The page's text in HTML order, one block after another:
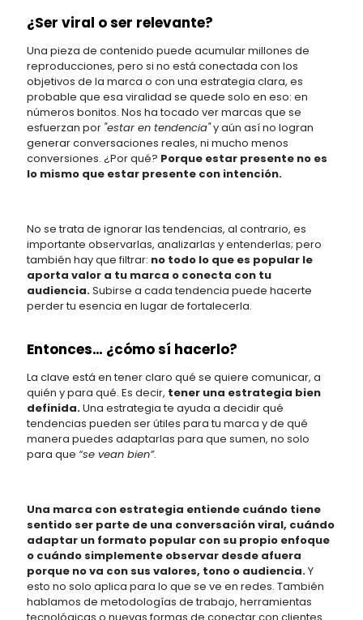
¿Ser viral o ser relevante?
Una pieza de contenido puede acumular millones de
reproducciones, pero si no está conectada con los
objetivos de la marca o con una estrategia clara, es
probable que esa viralidad se quede solo en eso: en
números bonitos. Nos ha tocado ver marcas que se
esfuerzan por "estar en tendencia"y aún así no logran
generar conversaciones reales, ni mucho menos
conversiones. ¿Por qué? Porque estar presente no es
lo mismo que estar presente con intención.
No se trata de ignorar las tendencias, al contrario, es
importante observarlas, analizarlas y entenderlas; pero
también hay que filtrar: no todo lo que es popular le
aporta valor a tu marca o conecta con tu
audiencia.Subirse a cada tendencia puede hacerte
perder tu esencia en lugar de fortalecerla.
Entonces… ¿cómo sí hacerlo?
La clave está en tener claro qué se quiere comunicar, a
quién y para qué. Es decir, tener una estrategia bien
definida.Una estrategia te ayuda a decidir qué
tendencias pueden ser útiles para tu marca y de qué
manera puedes adaptarlas para que sumen, no solo
para que “se vean bien”.
Una marca con estrategia entiende cuándo tiene
sentido ser parte de una conversación viral, cuándo
adaptar un formato popular con su propio enfoque
o cuándo simplemente observar desde afuera
porque no va con sus valores, tono o audiencia.Y
esto no solo aplica para lo que se ve en redes. También
hablamos de metodologías de trabajo, herramientas
tecnológicas o nuevas formas de conectar con clientes.